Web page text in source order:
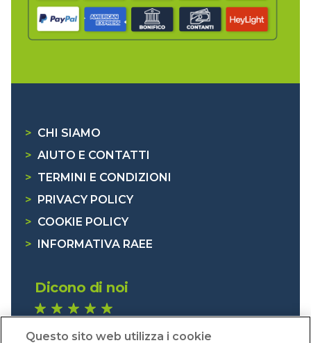
> CHI SIAMO
> AIUTO E CONTATTI
> TERMINI E CONDIZIONI
>
PRIVACY POLICY
> COOKIE POLICY
>
INFORMATIVA RAEE
Dicono di noi
Eccellente (4,8)
Questo sito web utilizza i cookie